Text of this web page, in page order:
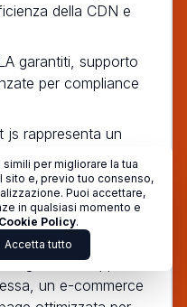
della CDN e
garantiti, supporto
per compliance
rappresenta un
ottimale e
questi
serve l'expertise di
a fondo
di sviluppare
un e-commerce
per migliorare la tua
sito e, previo tuo consenso,
Puoi accettare,
in qualsiasi momento e
Cookie Policy.
Accetta tutto